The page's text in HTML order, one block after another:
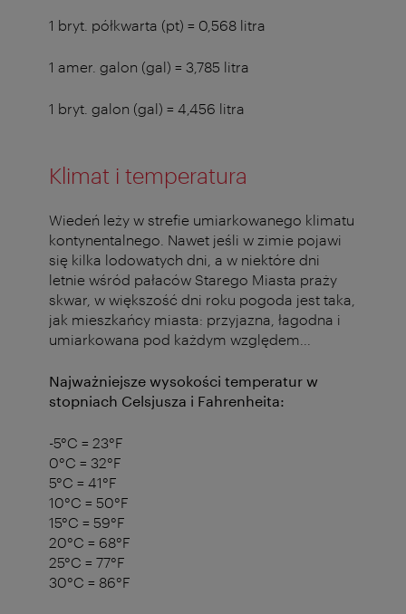
1 bryt. półkwarta (pt) = 0,568 litra
1 amer. galon (gal) = 3,785 litra
1 bryt. galon (gal) = 4,456 litra
Klimat i temperatura
Wiedeń leży w strefie umiarkowanego klimatu
kontynentalnego. Nawet jeśli w zimie pojawi
się kilka lodowatych dni, a w niektóre dni
letnie wśród pałaców Starego Miasta praży
skwar, w większość dni roku pogoda jest taka,
jak mieszkańcy miasta: przyjazna, łagodna i
umiarkowana pod każdym względem...
Najważniejsze wysokości temperatur w
stopniach Celsjusza i Fahrenheita:
-5°C = 23°F
0°C = 32°F
5°C = 41°F
10°C = 50°F
15°C = 59°F
20°C = 68°F
25°C = 77°F
30°C = 86°F